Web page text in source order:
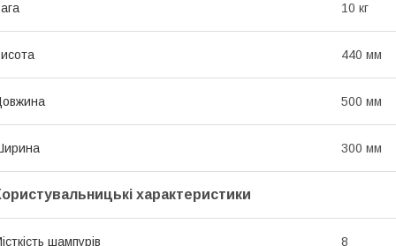
10 кг
440 мм
500 мм
300 мм
характеристики
шампурів 8